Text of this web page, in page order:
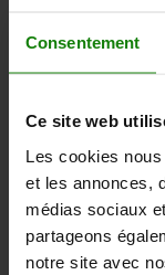
Consentement
Ce site web
Les cookies
et les annonces,
médias sociaux
partageons
notre site avec
24,77 €
03422